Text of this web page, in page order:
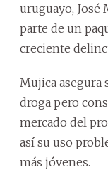
uruguayo, José
parte de un
creciente
Mujica asegura
droga pero
mercado del
así su uso
más jóvenes.